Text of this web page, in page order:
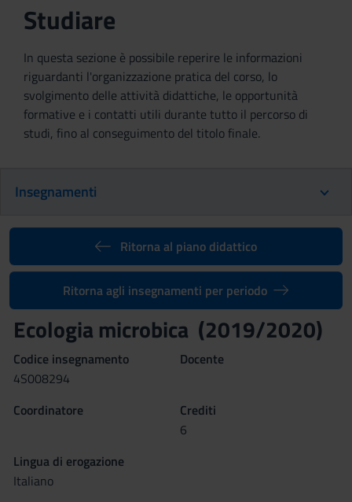
Studiare
In questa sezione è possibile reperire le informazioni
riguardanti l'organizzazione pratica del corso, lo
svolgimento delle attività didattiche, le opportunità
formative e i contatti utili durante tutto il percorso di
studi, fino al conseguimento del titolo finale.
Insegnamenti
Ritorna al piano didattico
Ritorna agli insegnamenti per periodo
Ecologia microbica (2019/2020)
Codice insegnamento
4S008294
Docente
Coordinatore
Crediti
6
Lingua di erogazione
Italiano